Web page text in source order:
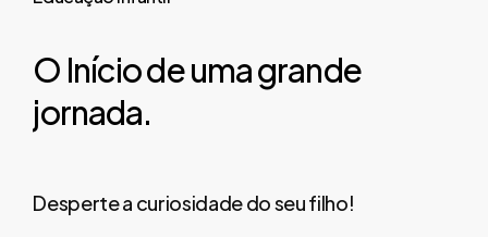
O Iníciodeumagrande
jornada.
Desperte a curiosidade do seu filho!